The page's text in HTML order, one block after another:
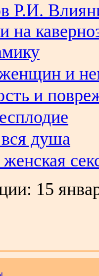
Р.И.
на
и
и
душа
с
15